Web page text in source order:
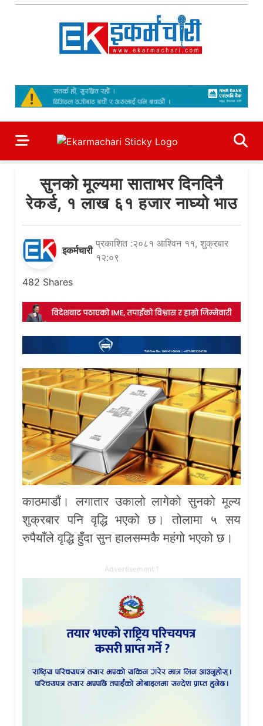
Skip
सुनको मूल्यमा साताभर दिनदिनै
रेकर्ड, १ लाख ६१ हजार नाघ्यो भाउ
इकर्मचारी
प्रकाशित :२०८१ आश्विन ११, शुक्रबार
१२:०९
482 Shares
काठमाडौं। लगातार उकालो लागेको सुनको मूल्य
शुक्रबार पनि वृद्धि भएको छ। तोलामा ५ सय
रुपैयाँले वृद्धि हुँदा सुन हालसम्मकै महंगो भएको छ।
Advertisement 1